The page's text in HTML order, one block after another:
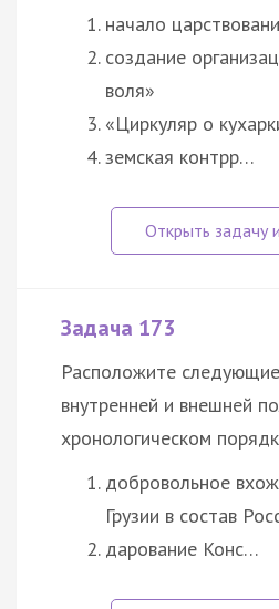
начало
создание
воля»
«Циркуляр о
земская контрр…
Задача 173
Расположите
внутренней и внешней
хронологическом
добровольное
Грузии в состав
дарование Конс…